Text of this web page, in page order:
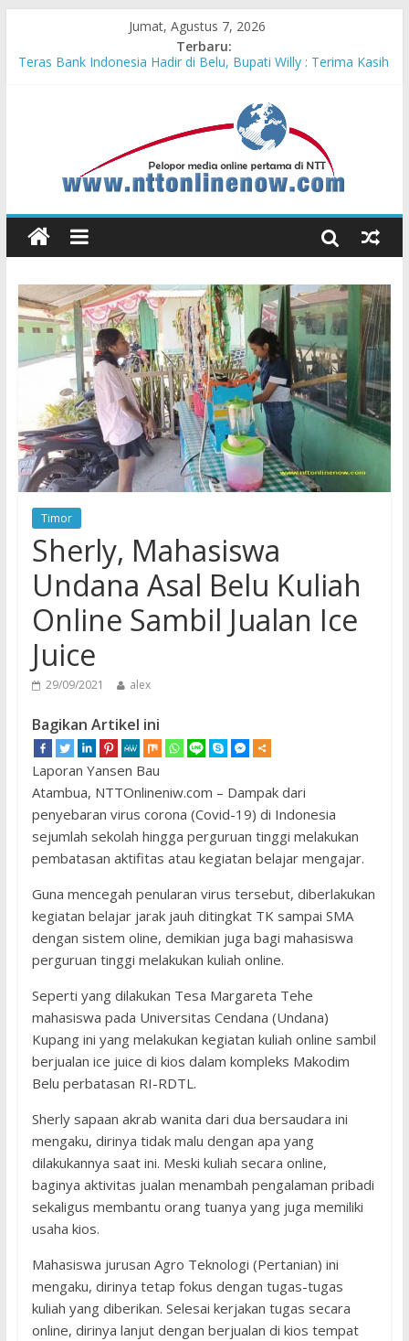
Jumat, Agustus 7, 2026
Terbaru:
Teras Bank Indonesia Hadir di Belu, Bupati Willy : Terima Kasih
Astra Honda Siap Lanjutkan Performa Positif di ARRC
Pengadaan Kapal PPA Perkuat Kemampuan Pertahanan Udara
TNI AL Hadapi Ancaman Maritim Modern
Cahaya Kemerdekaan di Nonotbatan: Listrik Masuk Desa, PLN
Honda AT Family Day Semarakkan 11 Kota di Jawa Timur
Timor
Sherly, Mahasiswa
Undana Asal Belu Kuliah
Online Sambil Jualan Ice
Juice
29/09/2021 alex
Bagikan Artikel ini
Laporan Yansen Bau
Atambua, NTTOnlineniw.com – Dampak dari
penyebaran virus corona (Covid-19) di Indonesia
sejumlah sekolah hingga perguruan tinggi melakukan
pembatasan aktifitas atau kegiatan belajar mengajar.
Guna mencegah penularan virus tersebut, diberlakukan
kegiatan belajar jarak jauh ditingkat TK sampai SMA
dengan sistem oline, demikian juga bagi mahasiswa
perguruan tinggi melakukan kuliah online.
Seperti yang dilakukan Tesa Margareta Tehe
mahasiswa pada Universitas Cendana (Undana)
Kupang ini yang melakukan kegiatan kuliah online sambil
berjualan ice juice di kios dalam kompleks Makodim
Belu perbatasan RI-RDTL.
Sherly sapaan akrab wanita dari dua bersaudara ini
mengaku, dirinya tidak malu dengan apa yang
dilakukannya saat ini. Meski kuliah secara online,
baginya aktivitas jualan menambah pengalaman pribadi
sekaligus membantu orang tuanya yang juga memiliki
usaha kios.
Mahasiswa jurusan Agro Teknologi (Pertanian) ini
mengaku, dirinya tetap fokus dengan tugas-tugas
kuliah yang diberikan. Selesai kerjakan tugas secara
online, dirinya lanjut dengan berjualan di kios tempat